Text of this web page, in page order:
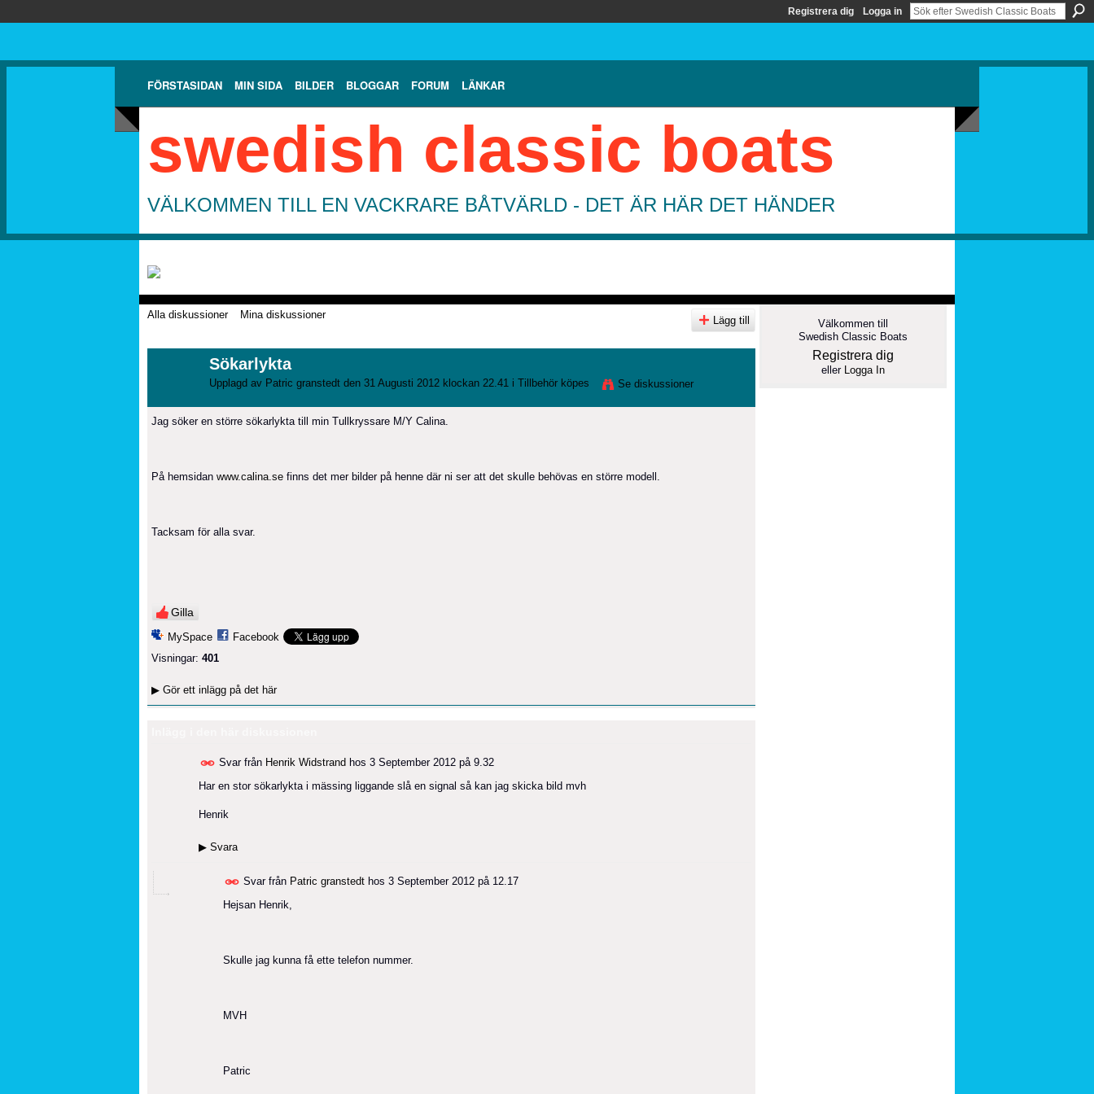
Registrera dig Logga in
FÖRSTASIDAN MIN SIDA BILDER BLOGGAR FORUM LÄNKAR
swedish classic boats
VÄLKOMMEN TILL EN VACKRARE BÅTVÄRLD - DET ÄR HÄR DET HÄNDER
Alla diskussioner Mina diskussioner Lägg till
Sökarlykta
Upplagd av Patric granstedt den 31 Augusti 2012 klockan 22.41 i Tillbehör köpes Se diskussioner
Jag söker en större sökarlykta till min Tullkryssare M/Y Calina.
På hemsidan www.calina.se finns det mer bilder på henne där ni ser att det skulle behövas en större modell.
Tacksam för alla svar.
Gilla
MySpace
Facebook
Visningar: 401
▶ Gör ett inlägg på det här
Svar från Henrik Widstrand hos 3 September 2012 på 9.32
Har en stor sökarlykta i mässing liggande slå en signal så kan jag skicka bild mvh
Henrik
▶ Svara
Svar från Patric granstedt hos 3 September 2012 på 12.17
Hejsan Henrik,
Skulle jag kunna få ette telefon nummer.
MVH
Patric
Välkommen till
Swedish Classic Boats
Registrera dig
eller Logga In